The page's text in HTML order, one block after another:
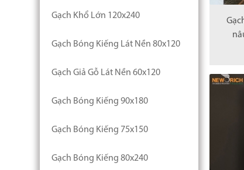
Gạch Khổ Lớn 120x240
Gạch Bóng Kiếng Lát Nền 80x120
Gạch Giả Gỗ Lát Nền 60x120
Gạch Bóng Kiếng 90x180
Gạch Bóng Kiếng 75x150
Gạch Bóng Kiếng 80x240